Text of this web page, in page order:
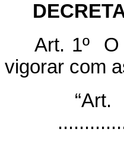
Art. 1º O
vigorar com